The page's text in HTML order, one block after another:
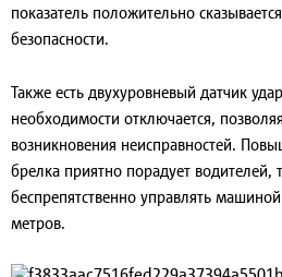
показатель положительно
безопасности.
Также есть двухуровневый датчик
необходимости отключается,
возникновения неисправностей.
брелка приятно порадует водителей,
беспрепятственно управлять
метров.